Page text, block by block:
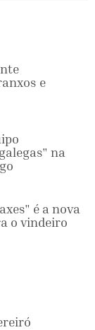
e
na
é a nova
o vindeiro